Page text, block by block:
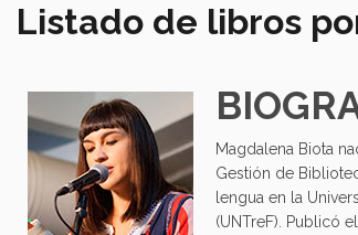
Listado de libros
Magdalena Biota
Gestión de
lengua en la
(UNTreF). Publicó